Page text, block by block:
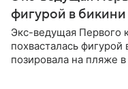
фигурой в бикини
Экс-ведущая Первого
похвасталась
позировала на пляже